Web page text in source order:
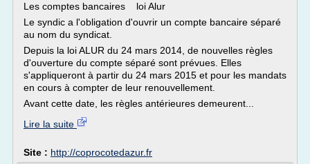
Les comptes bancaires loi Alur
Le syndic a l'obligation d'ouvrir un compte bancaire séparé
au nom du syndicat.
Depuis la loi ALUR du 24 mars 2014, de nouvelles règles
d'ouverture du compte séparé sont prévues. Elles
s'appliqueront à partir du 24 mars 2015 et pour les mandats
en cours à compter de leur renouvellement.
Avant cette date, les règles antérieures demeurent...
Lire la suite
Site : http://coprocotedazur.fr